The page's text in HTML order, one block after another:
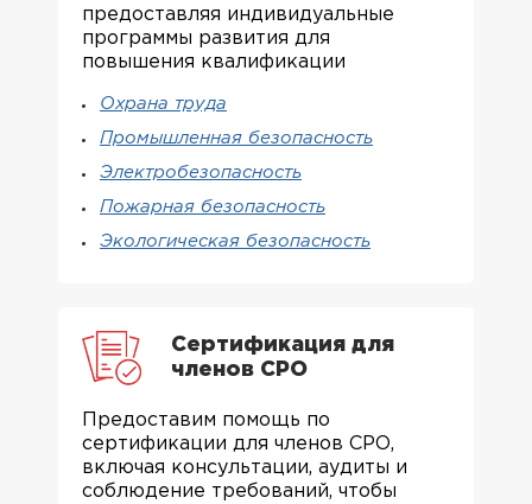
предоставляя индивидуальные
программы развития для
повышения квалификации
Охрана труда
Промышленная безопасность
Электробезопасность
Пожарная безопасность
Экологическая безопасность
Сертификация для
членов СРО
Предоставим помощь по
сертификации для членов СРО,
включая консультации, аудиты и
соблюдение требований, чтобы